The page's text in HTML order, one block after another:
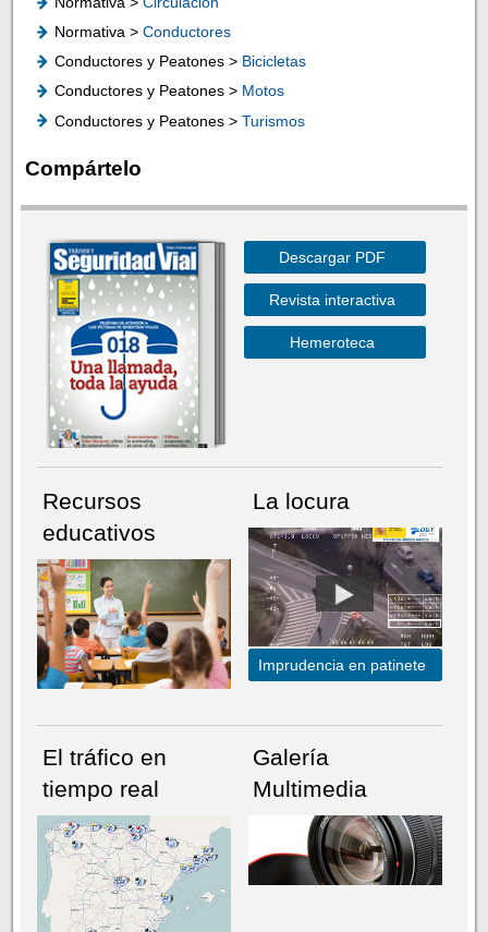
Normativa > Conductores
Conductores y Peatones > Bicicletas
Conductores y Peatones > Motos
Conductores y Peatones > Turismos
Compártelo
NÚMERO ACTUALHEMEROTECA
Descargar PDF
Revista interactiva
Hemeroteca
Recursos
educativos
La locura
Imprudencia en patinete
El tráfico en
tiempo real
Galería
Multimedia